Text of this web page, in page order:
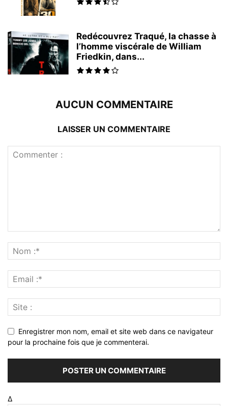
Redécouvrez Traqué, la chasse à
l’homme viscérale de William
Friedkin, dans...
AUCUN COMMENTAIRE
LAISSER UN COMMENTAIRE
Enregistrer mon nom, email et site web dans ce navigateur
pour la prochaine fois que je commenterai.
Δ